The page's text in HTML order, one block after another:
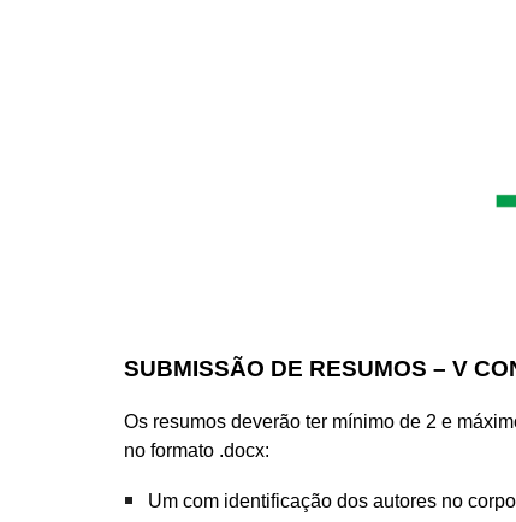
SUBMISSÃO DE RESUMOS – V
Os resumos deverão ter mínimo de 2 e
no formato .docx:
Um com identificação dos autores no